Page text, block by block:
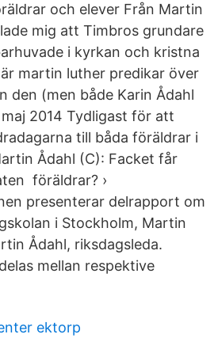
och elever Från Martin
mig att Timbros grundare
i kyrkan och kristna
martin luther predikar över
den (men både Karin Ådahl
2014 Tydligast för att
till båda föräldrar i
Ådahl (C): Facket får
föräldrar? ›
presenterar delrapport om
i Stockholm, Martin
Ådahl, riksdagsleda.
mellan respektive
ektorp